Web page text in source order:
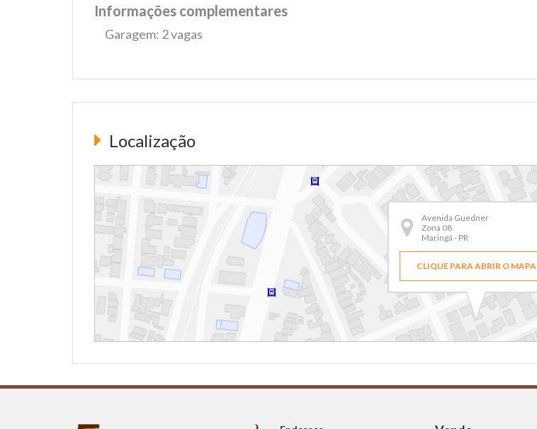
Informações complementares
Garagem: 2 vagas
Localização
Avenida Guedner
Zona 08
Maringá - PR
CLIQUE PARA ABRIR O MAPA